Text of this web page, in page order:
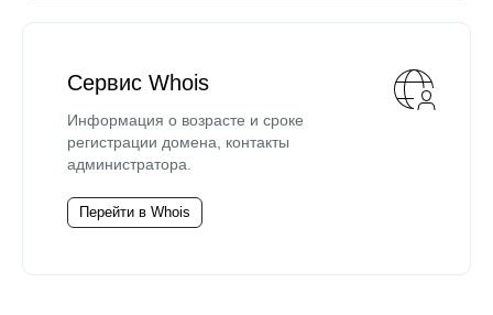
Сервис Whois
Информация о возрасте и сроке
регистрации домена, контакты
администратора.
Перейти в Whois